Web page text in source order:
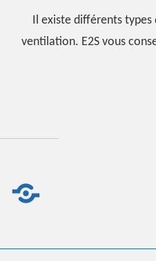
Il existe différents types
ventilation. E2S vous
Linkedin